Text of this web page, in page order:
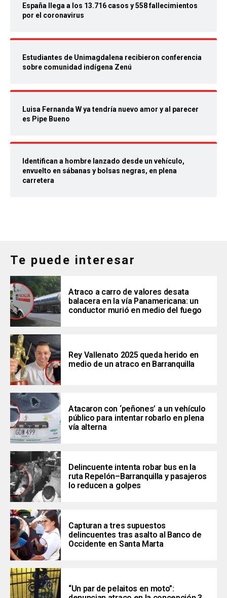
España llega a los 13.716 casos y 558 fallecimientos
por el coronavirus
Estudiantes de Unimagdalena recibieron conferencia
sobre comunidad indígena Zenú
Luisa Fernanda W ya tendría nuevo amor y al parecer
es Pipe Bueno
Identifican a hombre lanzado desde un vehículo,
envuelto en sábanas y bolsas negras, en plena
carretera
Te puede interesar
Atraco a carro de valores desata
balacera en la vía Panamericana: un
conductor murió en medio del fuego
Rey Vallenato 2025 queda herido en
medio de un atraco en Barranquilla
Atacaron con ‘peñones’ a un vehículo
público para intentar robarlo en plena
vía alterna
Delincuente intenta robar bus en la
ruta Repelón–Barranquilla y pasajeros
lo reducen a golpes
Capturan a tres supuestos
delincuentes tras asalto al Banco de
Occidente en Santa Marta
“Un par de pelaitos en moto”: